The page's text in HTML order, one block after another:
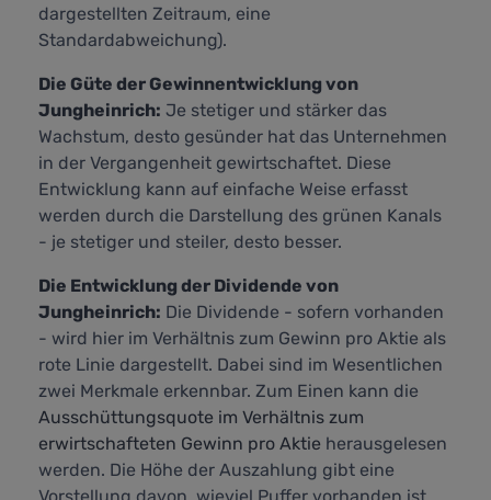
dargestellten Zeitraum, eine
Standardabweichung).
Die Güte der Gewinnentwicklung von
Jungheinrich: Je stetiger und stärker das
Wachstum, desto gesünder hat das Unternehmen
in der Vergangenheit gewirtschaftet. Diese
Entwicklung kann auf einfache Weise erfasst
werden durch die Darstellung des grünen Kanals
- je stetiger und steiler, desto besser.
Die Entwicklung der Dividende von
Jungheinrich: Die Dividende - sofern vorhanden
- wird hier im Verhältnis zum Gewinn pro Aktie als
rote Linie dargestellt. Dabei sind im Wesentlichen
zwei Merkmale erkennbar. Zum Einen kann die
Ausschüttungsquote im Verhältnis zum
erwirtschafteten Gewinn pro Aktie herausgelesen
werden. Die Höhe der Auszahlung gibt eine